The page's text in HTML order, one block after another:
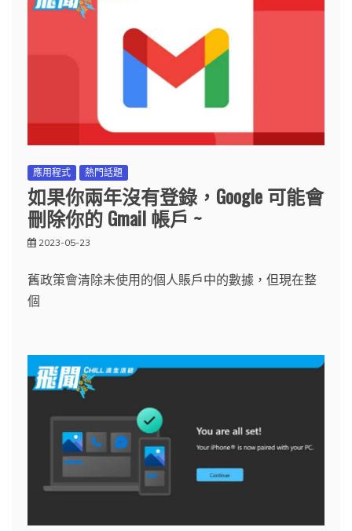
應用程式 熱門話題
如果你兩年沒有登錄，Google 可能會
刪除你的 Gmail 帳戶 ~
2023-05-23
舊政策會清除未使用的個人賬戶中的數據，但現在整
個